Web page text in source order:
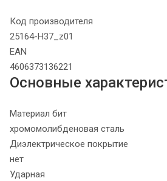
Код производителя
25164-H37_z01
EAN
4606373136221
Основные
Материал бит
хромомолибденовая сталь
Диэлектрическое покрытие
нет
Ударная